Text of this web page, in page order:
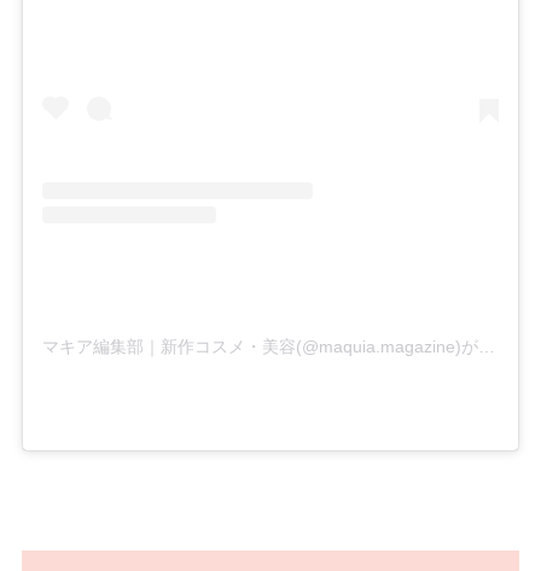
マキア編集部｜新作コスメ・美容(@maquia.magazine)がシェアした投稿